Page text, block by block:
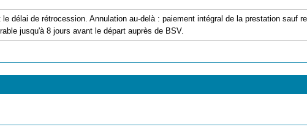
délai de rétrocession. Annulation au-delà : paiement intégral de la prestation sauf
jusqu'à 8 jours avant le départ auprès de BSV.